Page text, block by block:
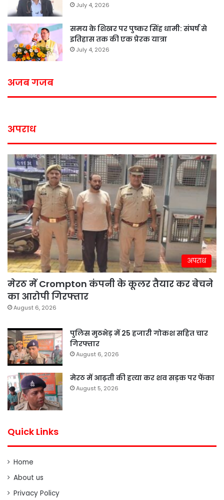
July 4, 2026
समय के शिखर पर पुष्कर सिंह धामी: संघर्ष से
इतिहास तक की एक प्रेरक यात्रा
July 4, 2026
अजब गजब
अपराध
अपराध
मेरठ में Crompton कंपनी के कूलर तैयार कर बेचने
का आरोपी गिरफ्तार
August 6, 2026
पुलिस मुठभेड़ में 25 हजारी गोकश सहित चार
गिरफ्तार
August 6, 2026
मेरठ में आढ़ती की हत्या कर शव सड़क पर फेंका
August 5, 2026
Quick Links
Home
About us
Privacy Policy